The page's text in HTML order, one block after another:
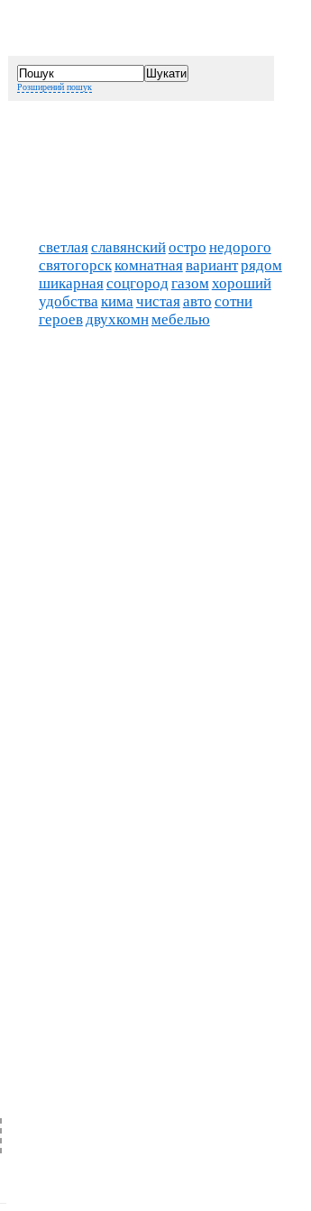
Розширений пошук
светлаяславянскийостро недорого
святогорсккомнатнаявариантрядом
шикарнаясоцгородгазомхороший
удобствакимачистаяавто сотни
героевдвухкомнмебелью